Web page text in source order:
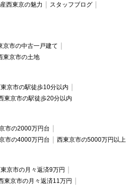
西東京の魅力
スタッフブログ
京市の中古一戸建て
東京市の土地
京市の駅徒歩10分以内
東京市の駅徒歩20分以内
市の2000万円台
市の4000万円台 西東京市の5000万円以上
京市の月々返済9万円
東京市の月々返済11万円